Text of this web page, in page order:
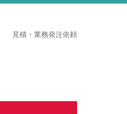
見積・業務発注依頼